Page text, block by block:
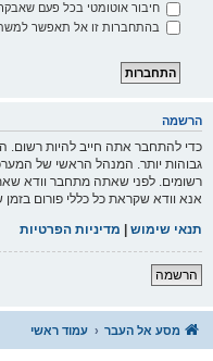
חיבור אוטומטי בכל פעם
בהתחברות זו אל תאפשר
הרשמה
כדי להתחבר אתה חייב להיות רשום.
גבוהות יותר. המנהל הראשי של
רשומים. לפני שאתה מתחבר וודא
אנא וודא שקראת כל כללי פורום
תנאי שימוש | מדיניות הפרטיות
הרשמה
מסע אל העבר עמוד ראשי